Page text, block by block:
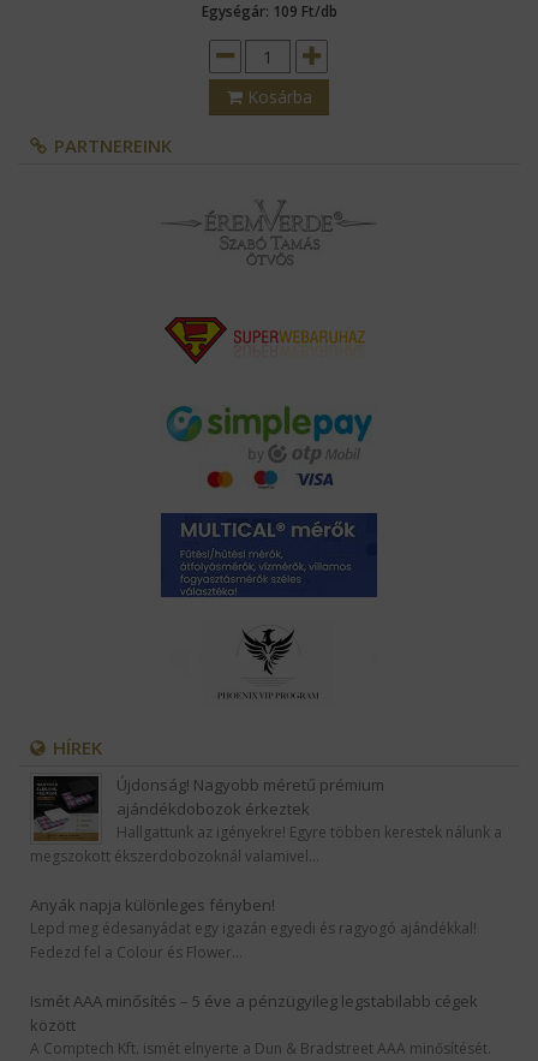
Egységár: 109 Ft/db
Kosárba
PARTNEREINK
HÍREK
Újdonság! Nagyobb méretű prémium
ajándékdobozok érkeztek
Hallgattunk az igényekre! Egyre többen kerestek nálunk a
megszokott ékszerdobozoknál valamivel…
Anyák napja különleges fényben!
Lepd meg édesanyádat egy igazán egyedi és ragyogó ajándékkal!
Fedezd fel a Colour és Flower…
Ismét AAA minősítés – 5 éve a pénzügyileg legstabilabb cégek
között
A Comptech Kft. ismét elnyerte a Dun & Bradstreet AAA minősítését.